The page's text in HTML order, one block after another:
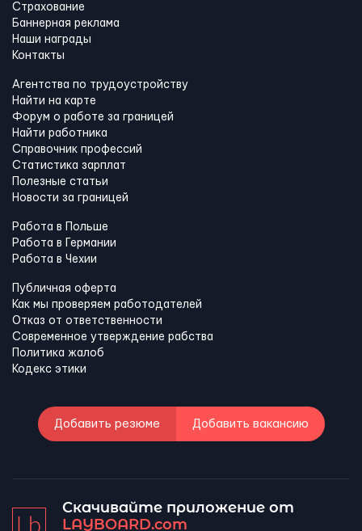
Страхование
Баннерная реклама
Наши награды
Контакты
Агентства по трудоустройству
Найти на карте
Форум о работе за границей
Найти работника
Справочник профессий
Статистика зарплат
Полезные статьи
Новости за границей
Работа в Польше
Работа в Германии
Работа в Чехии
Публичная оферта
Как мы проверяем работодателей
Отказ от ответственности
Современное утверждение рабства
Политика жалоб
Кодекс этики
Добавить резюме Добавить вакансию
Скачивайте приложение от
LAYBOARD.com